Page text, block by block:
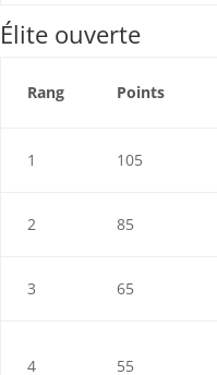
Élite ouverte
Rang Points
1 105
2 85
3 65
4 55